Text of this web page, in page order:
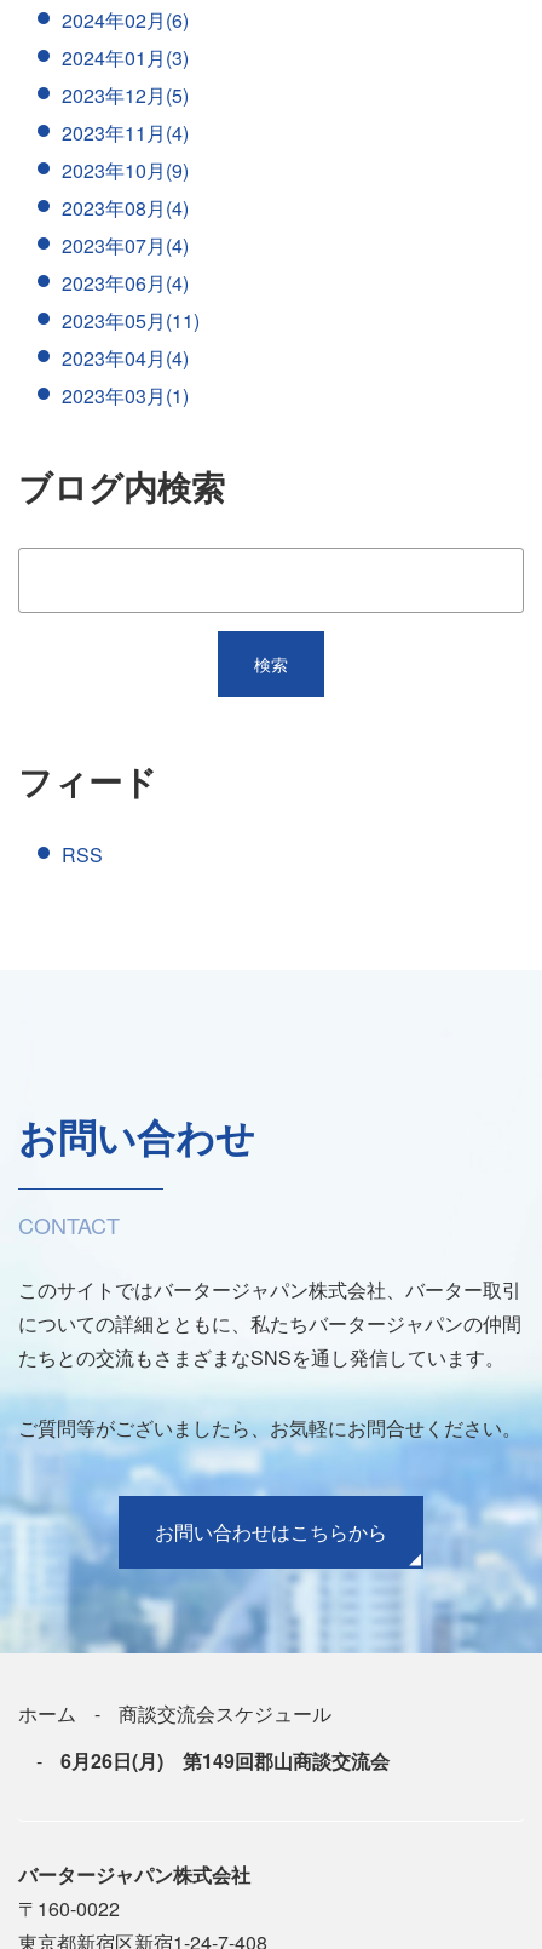
2024年02月(6)
2024年01月(3)
2023年12月(5)
2023年11月(4)
2023年10月(9)
2023年08月(4)
2023年07月(4)
2023年06月(4)
2023年05月(11)
2023年04月(4)
2023年03月(1)
ブログ内検索
フィード
RSS
お問い合わせ
CONTACT
このサイトではバータージャパン株式会社、バーター取引
についての詳細とともに、私たちバータージャパンの仲間
たちとの交流もさまざまなSNSを通し発信しています。
ご質問等がございましたら、お気軽にお問合せください。
お問い合わせはこちらから
ホーム
商談交流会スケジュール
6月26日(月) 第149回郡山商談交流会
バータージャパン株式会社
〒160-0022
東京都新宿区新宿1-24-7-408